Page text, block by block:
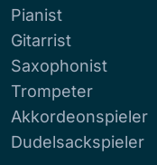
Pianist
Gitarrist
Saxophonist
Trompeter
Akkordeonspieler
Dudelsackspieler